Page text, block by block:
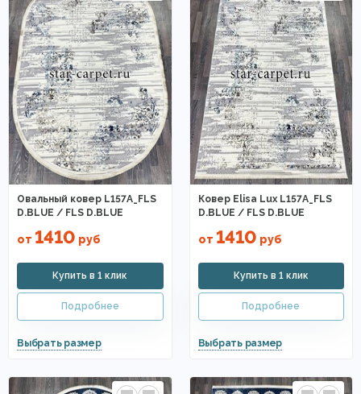
Овальный ковер L157A_FLS
D.BLUE / FLS D.BLUE
от 1410 руб
Ковер Elisa Lux L157A_FLS
D.BLUE / FLS D.BLUE
от 1410 руб